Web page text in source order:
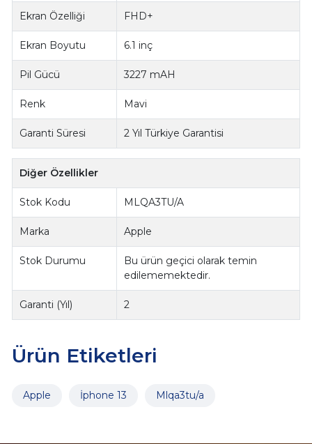
Ekran Özelliği FHD+
Ekran Boyutu 6.1 inç
Pil Gücü 3227 mAH
Renk Mavi
Garanti Süresi 2 Yıl Türkiye Garantisi
Diğer Özellikler
Stok Kodu MLQA3TU/A
Marka Apple
Stok Durumu
Bu ürün geçici olarak temin
edilememektedir.
Garanti (Yıl) 2
Ürün Etiketleri
Apple İphone 13 Mlqa3tu/a